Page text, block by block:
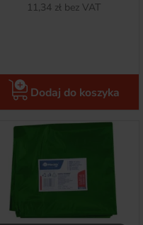
Netto
11,34 zł bez VAT
Dodaj do koszyka